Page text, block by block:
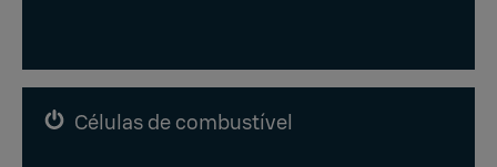
Células de combustível